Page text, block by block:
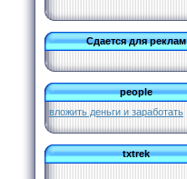
Сдается для реклам
people
вложить деньги и заработать
txtrek